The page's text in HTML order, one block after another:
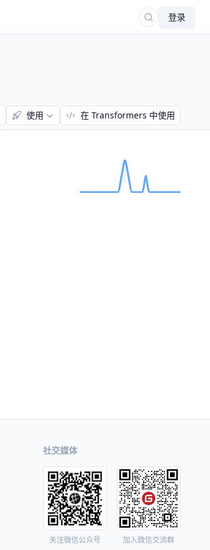
登录
使用 在 Transformers 中使用
社交媒体
关注微信公众号 加入微信交流群